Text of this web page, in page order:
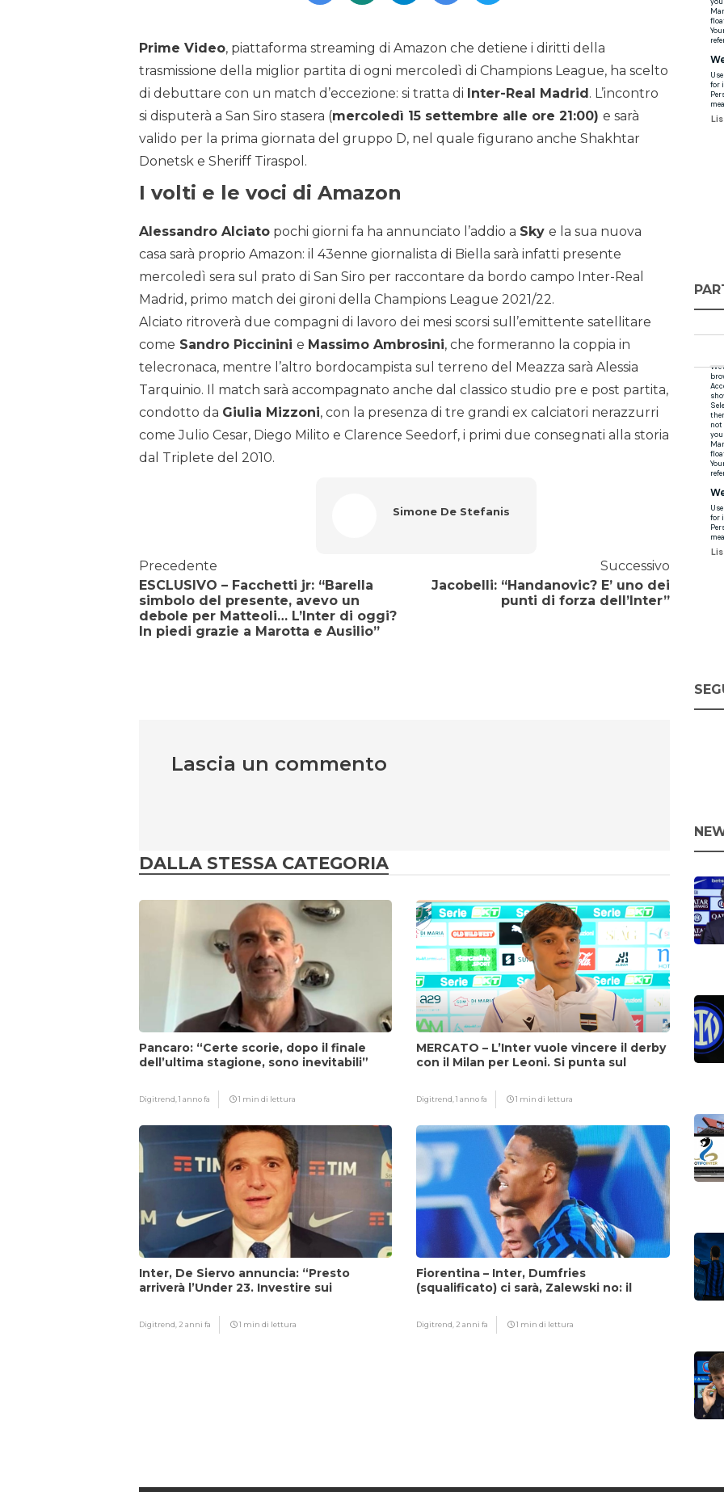
Prime Video, piattaforma streaming di Amazon che detiene i diritti della
trasmissione della miglior partita di ogni mercoledì di Champions League, ha scelto
di debuttare con un match d’eccezione: si tratta di Inter-Real Madrid . L’incontro
si disputerà a San Siro stasera (mercoledì 15 settembre alle ore 21:00) e sarà
valido per la prima giornata del gruppo D, nel quale figurano anche Shakhtar
Donetsk e Sheriff Tiraspol.
I volti e le voci di Amazon
Alessandro Alciato pochi giorni fa ha annunciato l’addio a Sky e la sua nuova
casa sarà proprio Amazon: il 43enne giornalista di Biella sarà infatti presente
mercoledì sera sul prato di San Siro per raccontare da bordo campo Inter-Real
Madrid, primo match dei gironi della Champions League 2021/22.
Alciato ritroverà due compagni di lavoro dei mesi scorsi sull’emittente satellitare
come Sandro Piccinini e Massimo Ambrosini, che formeranno la coppia in
telecronaca, mentre l’altro bordocampista sul terreno del Meazza sarà Alessia
Tarquinio. Il match sarà accompagnato anche dal classico studio pre e post partita,
condotto da Giulia Mizzoni, con la presenza di tre grandi ex calciatori nerazzurri
come Julio Cesar, Diego Milito e Clarence Seedorf, i primi due consegnati alla storia
dal Triplete del 2010.
Simone De Stefanis
Precedente
ESCLUSIVO – Facchetti jr: “Barella
simbolo del presente, avevo un
debole per Matteoli… L’Inter di oggi?
In piedi grazie a Marotta e Ausilio”
Successivo
Jacobelli: “Handanovic? E’ uno dei
punti di forza dell’Inter”
Lascia un commento
DALLA STESSA CATEGORIA
Pancaro: “Certe scorie, dopo il finale
dell’ultima stagione, sono inevitabili”
Digitrend,1 anno fa 1 min di lettura
MERCATO – L’Inter vuole vincere il derby
con il Milan per Leoni. Si punta sul
Digitrend,1 anno fa 1 min di lettura
Inter, De Siervo annuncia: “Presto
arriverà l’Under 23. Investire sui
Digitrend,2 anni fa 1 min di lettura
Fiorentina – Inter, Dumfries
(squalificato) ci sarà, Zalewski no: il
Digitrend,2 anni fa 1 min di lettura